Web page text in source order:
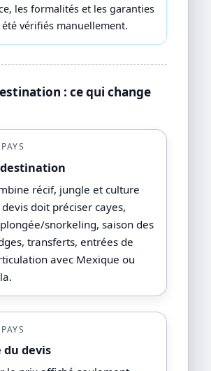
les formalités et les garanties
été vérifiés manuellement.
: ce qui change
récif, jungle et culture
doit préciser cayes,
snorkeling, saison des
transferts, entrées de
avec Mexique ou
du devis